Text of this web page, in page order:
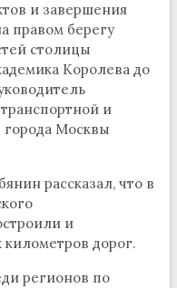
и завершения
правом берегу
столицы
Королева до
и
Москвы
рассказал, что в
и
километров дорог.
регионов по